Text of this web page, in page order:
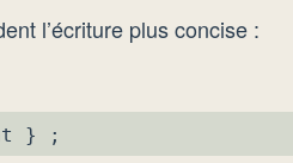
l’écriture plus concise :
} ;